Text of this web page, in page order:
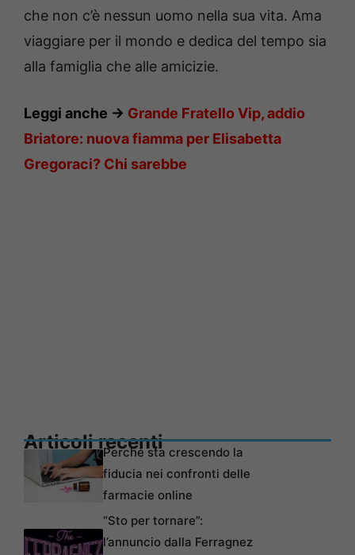
che non c’è nessun uomo nella sua vita. Ama
viaggiare per il mondo e dedica del tempo sia
alla famiglia che alle amicizie.
Leggi anche -> Grande Fratello Vip, addio
Briatore: nuova fiamma per Elisabetta
Gregoraci? Chi sarebbe
Articoli recentiPerché sta crescendo la
fiducia nei confronti delle
farmacie online
“Sto per tornare”:
l’annuncio dalla Ferragnez